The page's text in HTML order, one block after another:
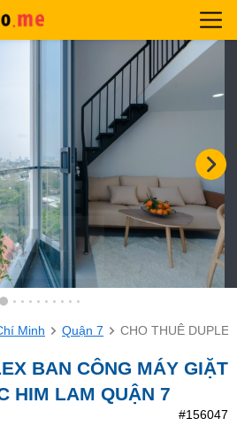
Minh Quận 7 CHO THUÊ
BAN CÔNG MÁY GIẶT
HIM LAM QUẬN 7
#156047